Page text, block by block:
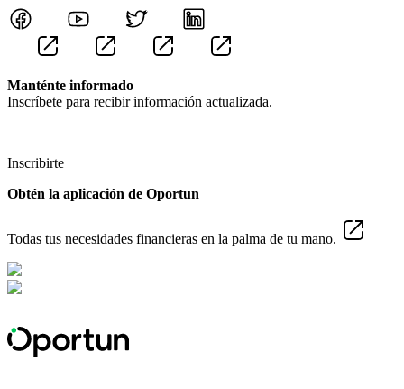
Manténte informado
Inscríbete para recibir información actualizada.
Inscribirte
Obtén la aplicación de Oportun
Todas tus necesidades financieras en la palma de tu mano.